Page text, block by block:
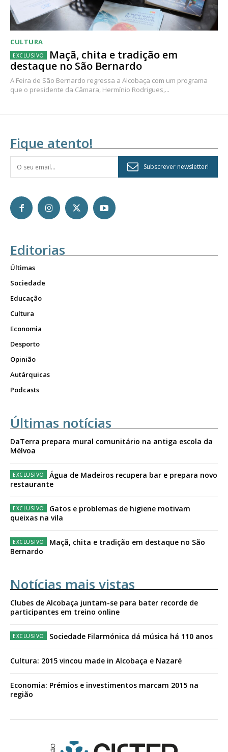
CULTURA
Maçã, chita e tradição em
destaque no São Bernardo
A Feira de São Bernardo regressa a Alcobaça com um programa
que o presidente da Câmara, Hermínio Rodrigues,...
Fique atento!
Subscrever newsletter!
Editorias
Últimas
Sociedade
Educação
Cultura
Economia
Desporto
Opinião
Autárquicas
Podcasts
Últimas notícias
DaTerra prepara mural comunitário na antiga escola da
Mélvoa
Água de Madeiros recupera bar e prepara novo
restaurante
Gatos e problemas de higiene motivam
queixas na vila
Maçã, chita e tradição em destaque no São
Bernardo
Notícias mais vistas
Clubes de Alcobaça juntam-se para bater recorde de
participantes em treino online
Sociedade Filarmónica dá música há 110 anos
Cultura: 2015 vincou made in Alcobaça e Nazaré
Economia: Prémios e investimentos marcam 2015 na
região